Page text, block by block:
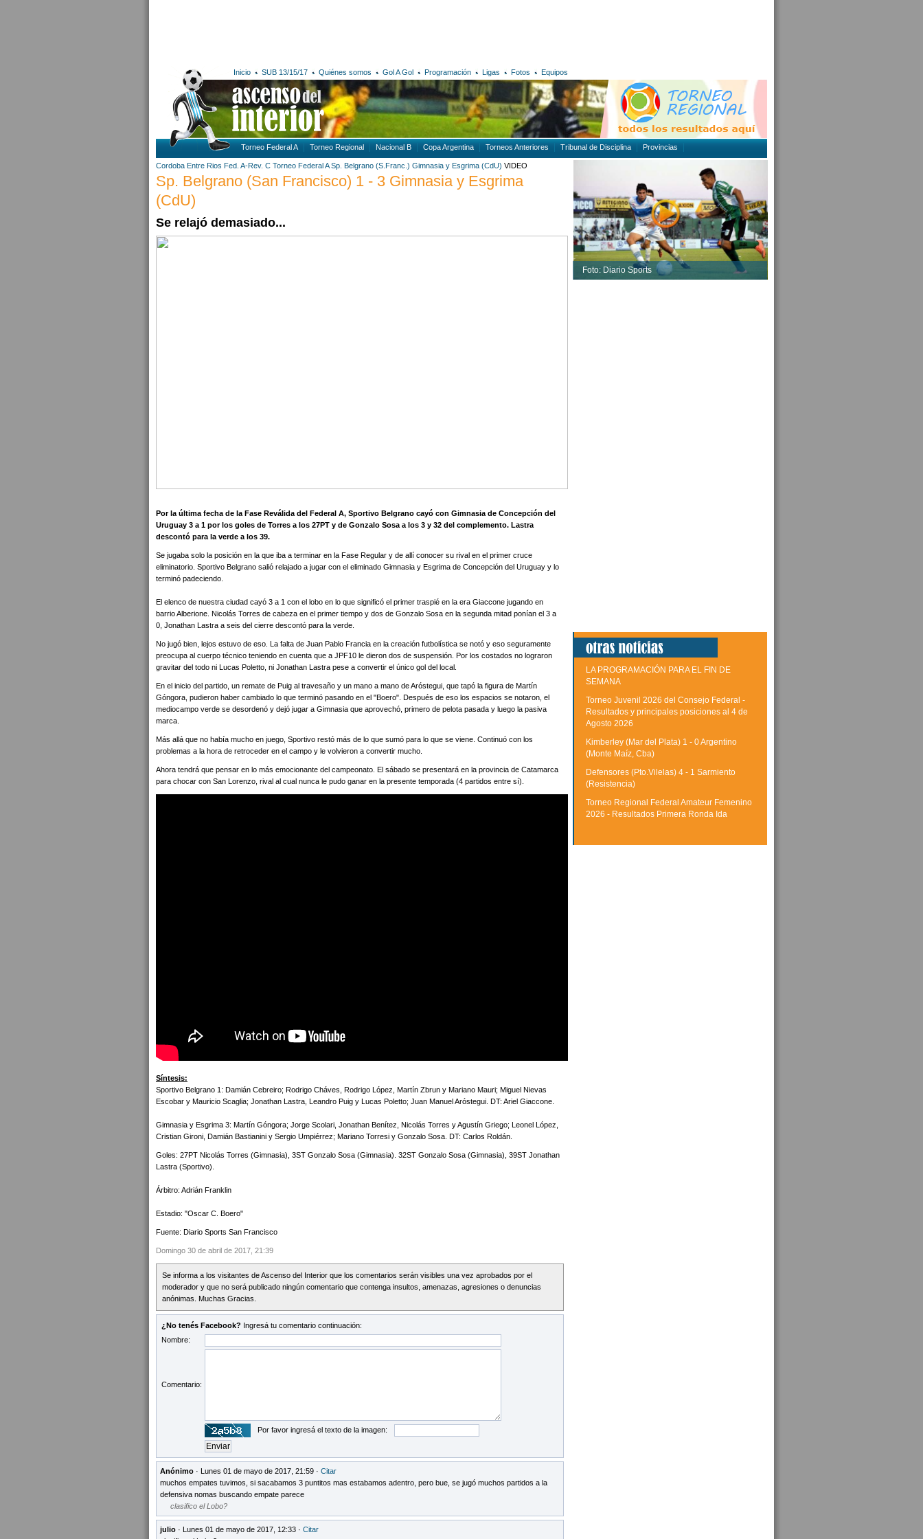
Inicio SUB 13/15/17 Quiénes somos Gol A Gol Programación Ligas Fotos Equipos
Torneo Federal A Torneo Regional Nacional B Copa Argentina Torneos Anteriores Tribunal de Disciplina Provincias
Cordoba Entre Rios Fed. A-Rev. C Torneo Federal A Sp. Belgrano (S.Franc.) Gimnasia y Esgrima (CdU) VIDEO
Sp. Belgrano (San Francisco) 1 - 3 Gimnasia y Esgrima
(CdU)
Se relajó demasiado...
Por la última fecha de la Fase Reválida del Federal A, Sportivo Belgrano cayó con Gimnasia de Concepción del
Uruguay 3 a 1 por los goles de Torres a los 27PT y de Gonzalo Sosa a los 3 y 32 del complemento. Lastra
descontó para la verde a los 39.
Se jugaba solo la posición en la que iba a terminar en la Fase Regular y de allí conocer su rival en el primer cruce
eliminatorio. Sportivo Belgrano salió relajado a jugar con el eliminado Gimnasia y Esgrima de Concepción del Uruguay y lo
terminó padeciendo.
El elenco de nuestra ciudad cayó 3 a 1 con el lobo en lo que significó el primer traspié en la era Giaccone jugando en
barrio Alberione. Nicolás Torres de cabeza en el primer tiempo y dos de Gonzalo Sosa en la segunda mitad ponían el 3 a
0, Jonathan Lastra a seis del cierre descontó para la verde.
No jugó bien, lejos estuvo de eso. La falta de Juan Pablo Francia en la creación futbolística se notó y eso seguramente
preocupa al cuerpo técnico teniendo en cuenta que a JPF10 le dieron dos de suspensión. Por los costados no lograron
gravitar del todo ni Lucas Poletto, ni Jonathan Lastra pese a convertir el único gol del local.
En el inicio del partido, un remate de Puig al travesaño y un mano a mano de Aróstegui, que tapó la figura de Martín
Góngora, pudieron haber cambiado lo que terminó pasando en el "Boero". Después de eso los espacios se notaron, el
mediocampo verde se desordenó y dejó jugar a Gimnasia que aprovechó, primero de pelota pasada y luego la pasiva
marca.
Más allá que no había mucho en juego, Sportivo restó más de lo que sumó para lo que se viene. Continuó con los
problemas a la hora de retroceder en el campo y le volvieron a convertir mucho.
Ahora tendrá que pensar en lo más emocionante del campeonato. El sábado se presentará en la provincia de Catamarca
para chocar con San Lorenzo, rival al cual nunca le pudo ganar en la presente temporada (4 partidos entre sí).
Síntesis:
Sportivo Belgrano 1: Damián Cebreiro; Rodrigo Cháves, Rodrigo López, Martín Zbrun y Mariano Mauri; Miguel Nievas
Escobar y Mauricio Scaglia; Jonathan Lastra, Leandro Puig y Lucas Poletto; Juan Manuel Aróstegui. DT: Ariel Giaccone.
Gimnasia y Esgrima 3: Martín Góngora; Jorge Scolari, Jonathan Benítez, Nicolás Torres y Agustín Griego; Leonel López,
Cristian Gironi, Damián Bastianini y Sergio Umpiérrez; Mariano Torresi y Gonzalo Sosa. DT: Carlos Roldán.
Goles: 27PT Nicolás Torres (Gimnasia), 3ST Gonzalo Sosa (Gimnasia). 32ST Gonzalo Sosa (Gimnasia), 39ST Jonathan
Lastra (Sportivo).
Árbitro: Adrián Franklin
Estadio: "Oscar C. Boero"
Fuente: Diario Sports San Francisco
Domingo 30 de abril de 2017, 21:39
Se informa a los visitantes de Ascenso del Interior que los comentarios serán visibles una vez aprobados por el
moderador y que no será publicado ningún comentario que contenga insultos, amenazas, agresiones o denuncias
anónimas. Muchas Gracias.
¿No tenés Facebook? Ingresá tu comentario continuación:
Nombre:
Comentario:
Por favor ingresá el texto de la imagen:
Anónimo · Lunes 01 de mayo de 2017, 21:59 · Citar
muchos empates tuvimos, si sacabamos 3 puntitos mas estabamos adentro, pero bue, se jugó muchos partidos a la
defensiva nomas buscando empate parece
clasifico el Lobo?
julio · Lunes 01 de mayo de 2017, 12:33 · Citar
Foto: Diario Sports
LA PROGRAMACIÓN PARA EL FIN DE
SEMANA
Torneo Juvenil 2026 del Consejo Federal -
Resultados y principales posiciones al 4 de
Agosto 2026
Kimberley (Mar del Plata) 1 - 0 Argentino
(Monte Maíz, Cba)
Defensores (Pto.Vilelas) 4 - 1 Sarmiento
(Resistencia)
Torneo Regional Federal Amateur Femenino
2026 - Resultados Primera Ronda Ida